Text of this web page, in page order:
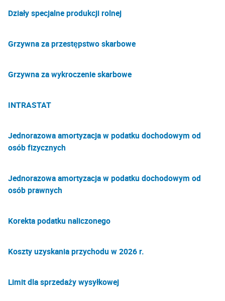
Działy specjalne produkcji rolnej
Grzywna za przestępstwo skarbowe
Grzywna za wykroczenie skarbowe
INTRASTAT
Jednorazowa amortyzacja w podatku dochodowym od
osób fizycznych
Jednorazowa amortyzacja w podatku dochodowym od
osób prawnych
Korekta podatku naliczonego
Koszty uzyskania przychodu w 2026 r.
Limit dla sprzedaży wysyłkowej